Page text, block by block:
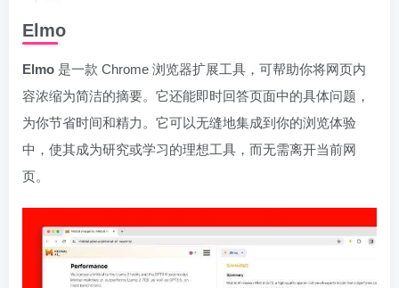
Elmo
Elmo 是一款 Chrome 浏览器扩展工具，可帮助你将网页内
容浓缩为简洁的摘要。它还能即时回答页面中的具体问题，
为你节省时间和精力。它可以无缝地集成到你的浏览体验
中，使其成为研究或学习的理想工具，而无需离开当前网
页。